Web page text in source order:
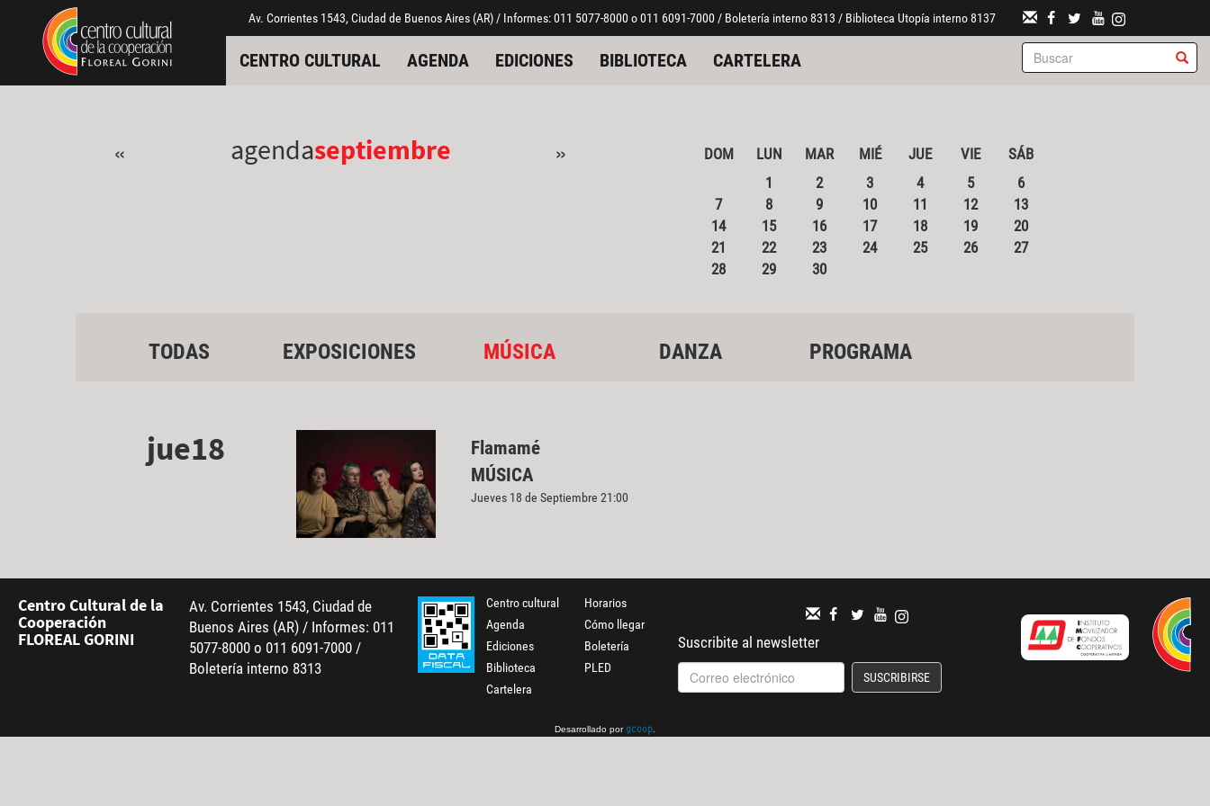
Pasar al contenido principal
Jump to main content Av. Corrientes 1543, Ciudad de Buenos Aires (AR) / Informes: 011 5077-8000 o 011 6091-7000 / Boletería interno 8313 / Biblioteca Utopía interno 8137
CENTRO CULTURAL AGENDA EDICIONES BIBLIOTECA CARTELERA
« agendaseptiembre » DOM LUN MAR MIÉ JUE VIE
SÁB
1
2 3 4 5
6
7
8 9 10 11 12
13
14
15 16 17 18 19
20
21
22 23 24 25 26
27
28
29 30
TODAS EXPOSICIONES MÚSICA DANZA PROGRAMA
jue18
Flamamé
MÚSICA
Jueves 18 de Septiembre 21:00
Centro Cultural de la
Cooperación
FLOREAL GORINI
Av. Corrientes 1543, Ciudad de
Buenos Aires (AR) / Informes: 011
5077-8000 o 011 6091-7000 /
Boletería interno 8313
Centro cultural
Agenda
Ediciones
Biblioteca
Cartelera
Horarios
Cómo llegar
Boletería
PLED
Suscribite al newsletter
SUSCRIBIRSE
Desarrollado por gcoop